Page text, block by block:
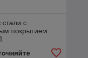
стали с
покрытием